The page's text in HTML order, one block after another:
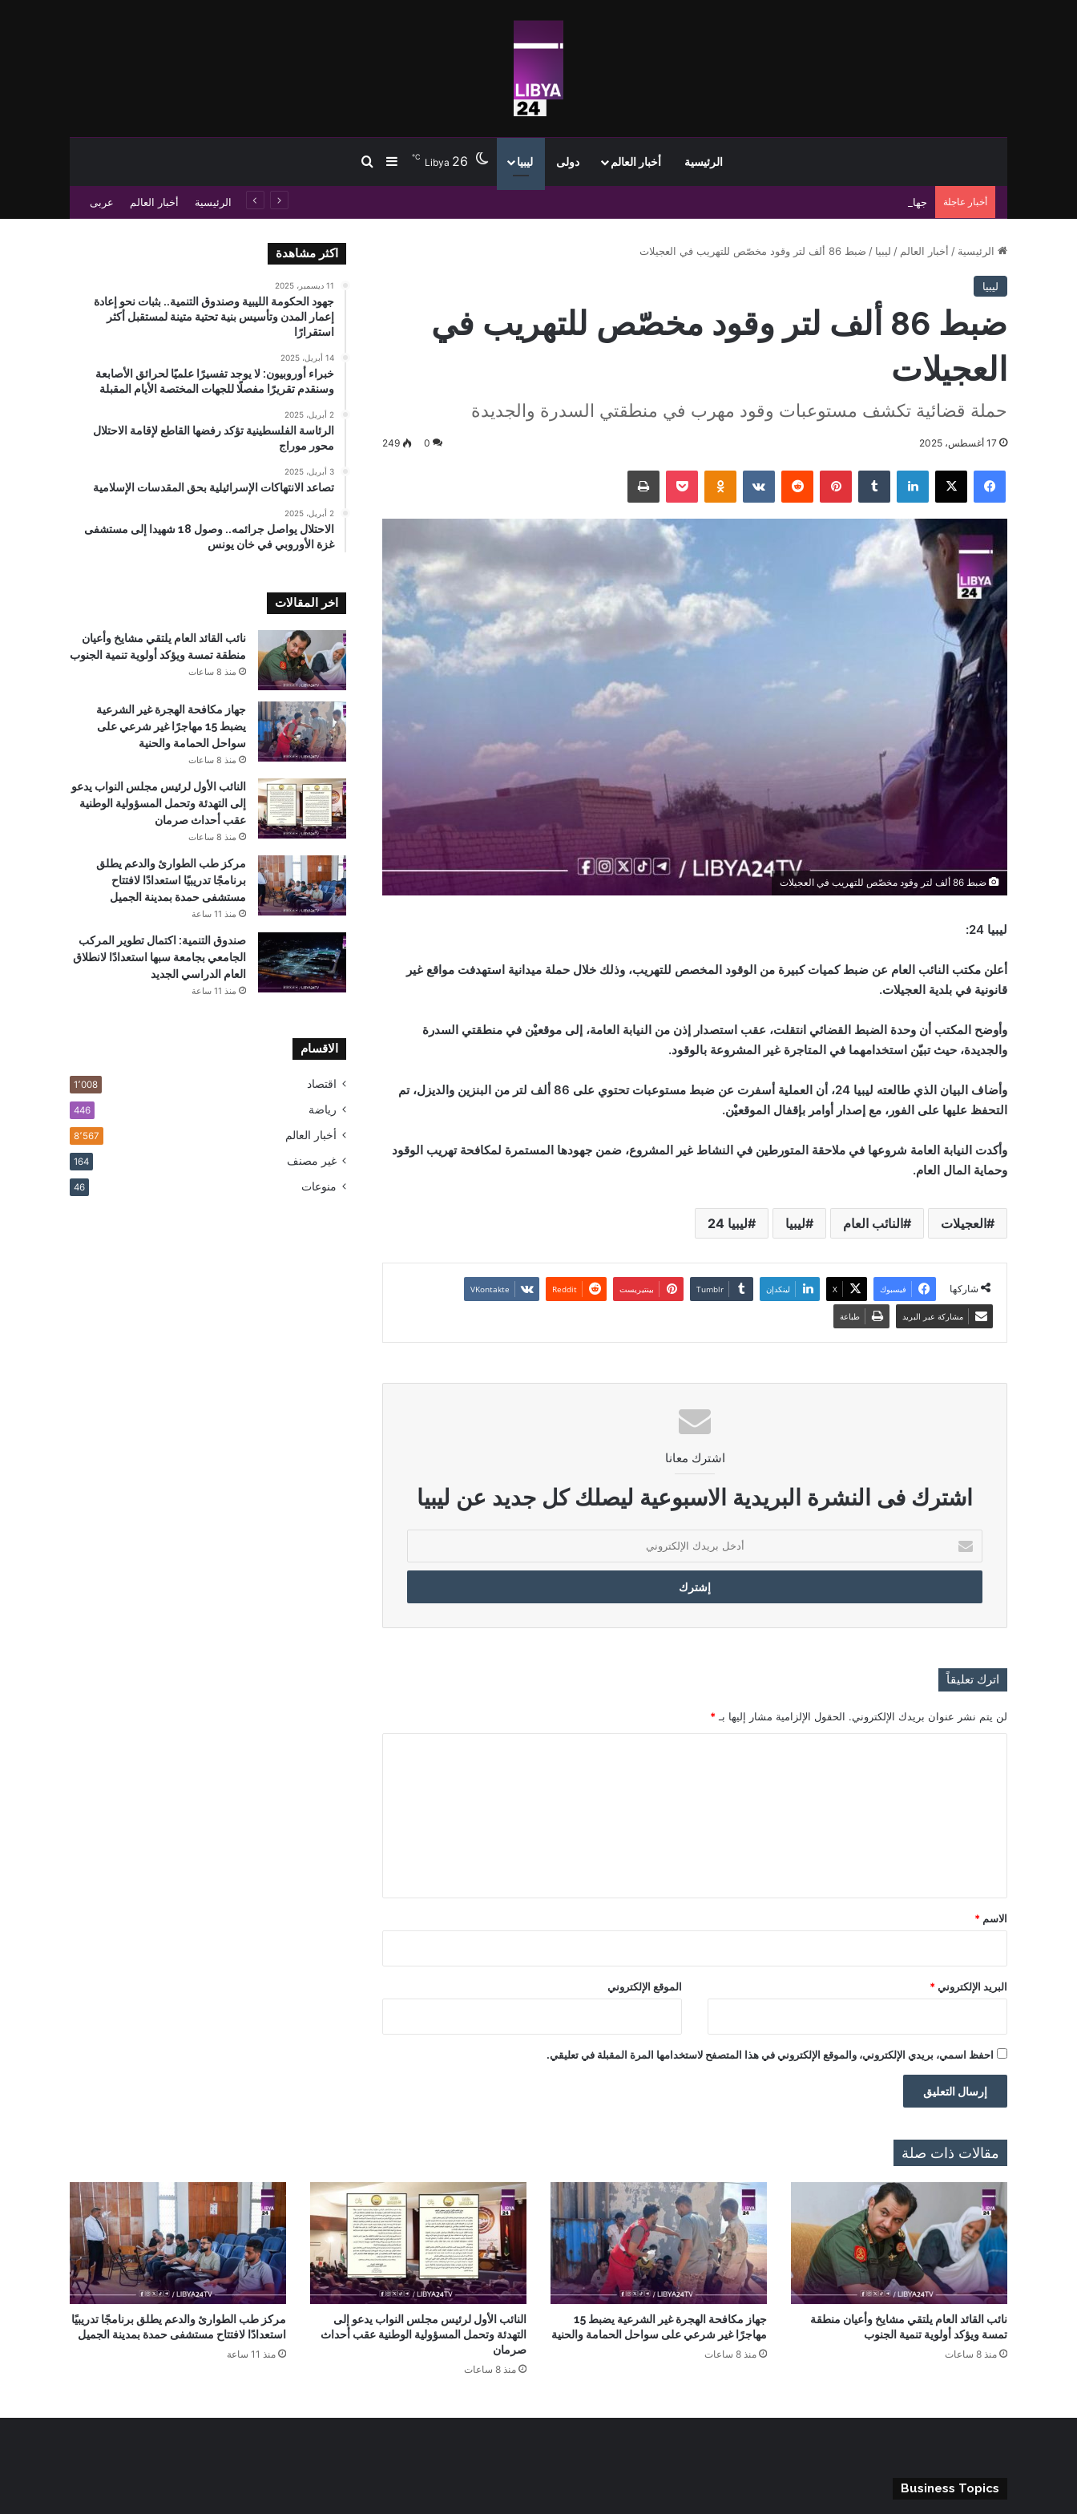
الرئيسية أخبار العالم دولى ليبيا Libya 26
℃ إضافة عمود جانبي
بحث عن
أخبار عاجلة جهاز مكافحة الهجرة غير الشرعية يضبط 15 مهاجرًا غير شرعي على سواحل الحمامة والحنية الرئيسية أخبار العالم عربى
الرئيسية / أخبار العالم / ليبيا / ضبط 86 ألف لتر وقود مخصّص للتهريب في العجيلات
ليبيا
ضبط 86 ألف لتر وقود مخصّص للتهريب في
العجيلات
حملة قضائية تكشف مستوعبات وقود مهرب في منطقتي السدرة والجديدة
17 أغسطس، 2025 0
249
فيسبوك ‫X لينكدإن بينتيريست Odnoklassniki
‫Pocket طباعة
ضبط 86 ألف لتر وقود مخصّص للتهريب في العجيلات
ليبيا 24:
أعلن مكتب النائب العام عن ضبط كميات كبيرة من الوقود المخصص للتهريب، وذلك خلال حملة ميدانية استهدفت مواقع غير
قانونية في بلدية العجيلات.
وأوضح المكتب أن وحدة الضبط القضائي انتقلت، عقب استصدار إذن من النيابة العامة، إلى موقعيْن في منطقتي السدرة
والجديدة، حيث تبيّن استخدامهما في المتاجرة غير المشروعة بالوقود.
وأضاف البيان الذي طالعته ليبيا 24، أن العملية أسفرت عن ضبط مستوعبات تحتوي على 86 ألف لتر من البنزين والديزل، تم
التحفظ عليها على الفور، مع إصدار أوامر بإقفال الموقعيْن.
وأكدت النيابة العامة شروعها في ملاحقة المتورطين في النشاط غير المشروع، ضمن جهودها المستمرة لمكافحة تهريب الوقود
وحماية المال العام.
العجيلات النائب العام ليبيا ليبيا 24
شاركها فيسبوك ‫X لينكدإن بينتيريست
مشاركة عبر البريد طباعة
اشترك معانا
اشترك فى النشرة البريدية الاسبوعية ليصلك كل جديد عن ليبيا
بريدك
الإلكتروني
اترك تعليقاً
لن يتم نشر عنوان بريدك الإلكتروني. الحقول الإلزامية مشار إليها بـ *
*
الاسم *
البريد الإلكتروني * الموقع الإلكتروني
احفظ اسمي، بريدي الإلكتروني، والموقع الإلكتروني في هذا المتصفح لاستخدامها المرة المقبلة في تعليقي.
اكثر مشاهدة
11 ديسمبر، 2025
جهود الحكومة الليبية وصندوق التنمية.. بثبات نحو إعادة
إعمار المدن وتأسيس بنية تحتية متينة لمستقبل أكثر
استقرارًا
14 أبريل، 2025
خبراء أوروبيون: لا يوجد تفسيرًا علميًا لحرائق الأصابعة
وسنقدم تقريرًا مفصلًا للجهات المختصة الأيام المقبلة
2 أبريل، 2025
الرئاسة الفلسطينية تؤكد رفضها القاطع لإقامة الاحتلال
محور موراج
3 أبريل، 2025
تصاعد الانتهاكات الإسرائيلية بحق المقدسات الإسلامية
2 أبريل، 2025
الاحتلال يواصل جرائمه.. وصول 18 شهيدا إلى مستشفى
غزة الأوروبي في خان يونس
اخر المقالات
نائب القائد العام يلتقي مشايخ وأعيان
منطقة تمسة ويؤكد أولوية تنمية الجنوب
منذ 8 ساعات
جهاز مكافحة الهجرة غير الشرعية
يضبط 15 مهاجرًا غير شرعي على
سواحل الحمامة والحنية
منذ 8 ساعات
النائب الأول لرئيس مجلس النواب يدعو
إلى التهدئة وتحمل المسؤولية الوطنية
عقب أحداث صرمان
منذ 8 ساعات
مركز طب الطوارئ والدعم يطلق
برنامجًا تدريبيًا استعدادًا لافتتاح
مستشفى حمدة بمدينة الجميل
منذ 11 ساعة
صندوق التنمية: اكتمال تطوير المركب
الجامعي بجامعة سبها استعدادًا لانطلاق
العام الدراسي الجديد
منذ 11 ساعة
الاقسام
اقتصاد 1٬008
رياضة 446
أخبار العالم 8٬567
غير مصنف 164
منوعات 46
مقالات ذات صلة
نائب القائد العام يلتقي مشايخ وأعيان منطقة
تمسة ويؤكد أولوية تنمية الجنوب
منذ 8 ساعات
جهاز مكافحة الهجرة غير الشرعية يضبط 15
مهاجرًا غير شرعي على سواحل الحمامة والحنية
منذ 8 ساعات
النائب الأول لرئيس مجلس النواب يدعو إلى
التهدئة وتحمل المسؤولية الوطنية عقب أحداث
صرمان
منذ 8 ساعات
مركز طب الطوارئ والدعم يطلق برنامجًا تدريبيًا
استعدادًا لافتتاح مستشفى حمدة بمدينة الجميل
منذ 11 ساعة
Business Topics